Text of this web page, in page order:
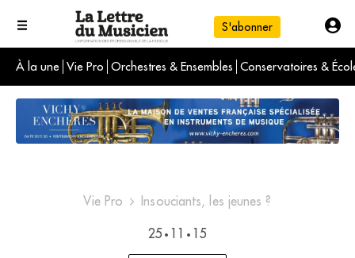
S'abonner
À la une Vie Pro Orchestres & Ensembles Conservatoires &
L'info du jour
Le numéro du mois
International
Vie Pro Insouciants, les jeunes ?
25 • 11 • 15